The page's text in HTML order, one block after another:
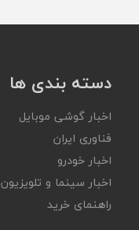
دسته بندی ها
اخبار گوشی موبایل
فناوری ایران
اخبار خودرو
اخبار سینما و تلویزیون
راهنمای خرید